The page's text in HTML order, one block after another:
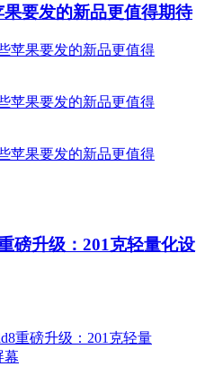
果要发的新品更值得期待
磅升级：201克轻量化设